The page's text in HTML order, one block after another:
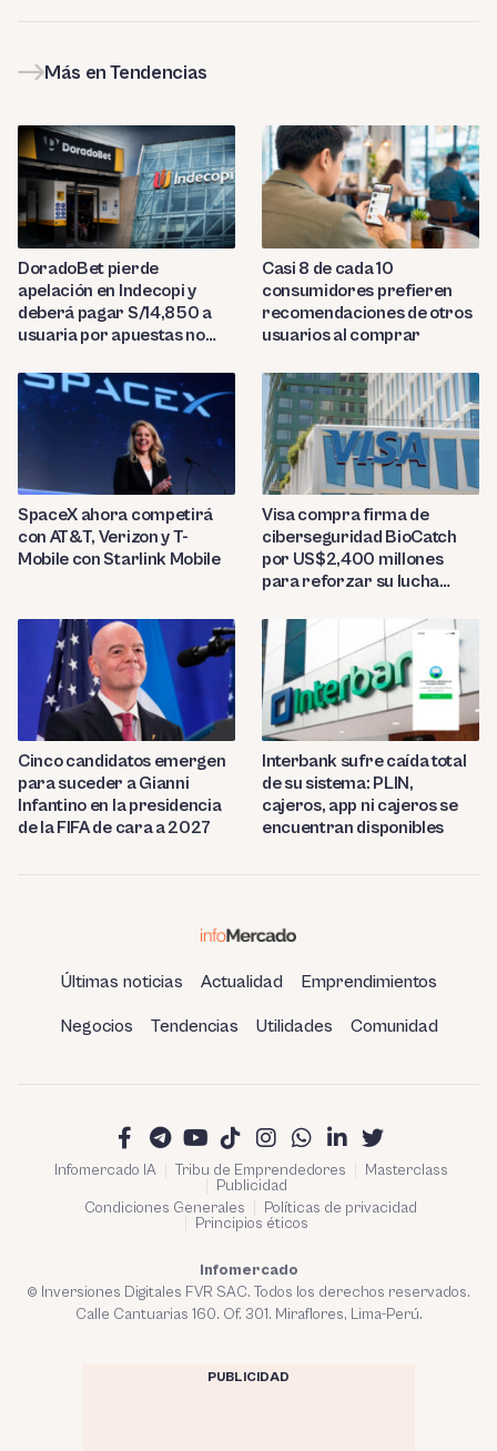
Más en Tendencias
DoradoBet pierde
apelación en Indecopi y
deberá pagar S/14,850 a
usuaria por apuestas no
Casi 8 de cada 10
consumidores prefieren
recomendaciones de otros
usuarios al comprar
SpaceX ahora competirá
con AT&T, Verizon y T-
Mobile con Starlink Mobile
Visa compra firma de
ciberseguridad BioCatch
por US$2,400 millones
para reforzar su lucha
Cinco candidatos emergen
para suceder a Gianni
Infantino en la presidencia
de la FIFA de cara a 2027
Interbank sufre caída total
de su sistema: PLIN,
cajeros, app ni cajeros se
encuentran disponibles
Últimas noticias Actualidad Emprendimientos
Negocios Tendencias Utilidades Comunidad
Infomercado IA Tribu de Emprendedores
Masterclass
Publicidad
Condiciones Generales
Políticas de privacidad
Principios éticos
Infomercado
© Inversiones Digitales FVR SAC. Todos los derechos reservados.
Calle Cantuarias 160. Of. 301. Miraflores, Lima-Perú.
PUBLICIDAD